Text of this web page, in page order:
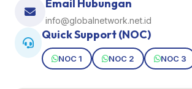
Email Hubungan
info@globalnetwork.net.id
Quick Support (NOC)
NOC 1 NOC 2 NOC 3